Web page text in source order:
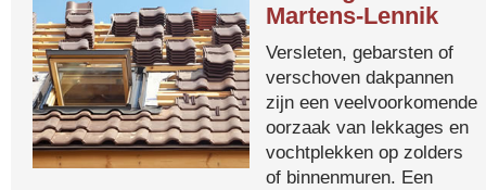
Martens-Lennik
Versleten, gebarsten of
verschoven dakpannen
zijn een veelvoorkomende
oorzaak van lekkages en
vochtplekken op zolders
of binnenmuren. Een